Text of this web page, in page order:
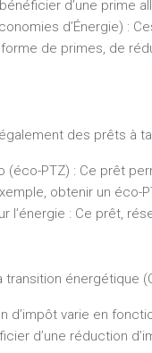
d’une prime
d’Énergie) :
de primes, de
des prêts à
(éco-PTZ) : Ce prêt
obtenir un
l’énergie : Ce prêt,
transition énergétique
d’impôt varie en
d’une réduction